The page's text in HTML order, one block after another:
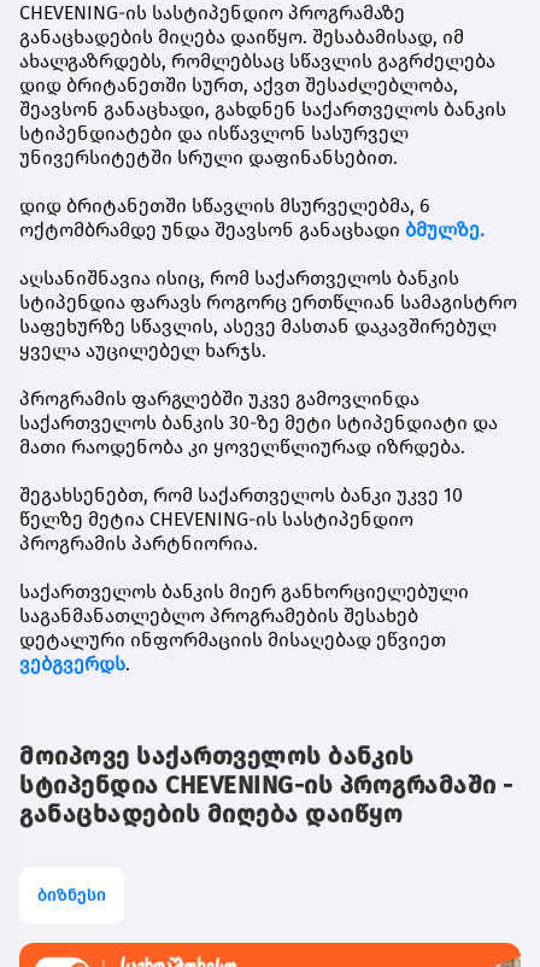
CHEVENING-ის სასტიპენდიო პროგრამაზე
განაცხადების მიღება დაიწყო. შესაბამისად, იმ
ახალგაზრდებს, რომლებსაც სწავლის გაგრძელება
დიდ ბრიტანეთში სურთ, აქვთ შესაძლებლობა,
შეავსონ განაცხადი, გახდნენ საქართველოს ბანკის
სტიპენდიატები და ისწავლონ სასურველ
უნივერსიტეტში სრული დაფინანსებით.
დიდ ბრიტანეთში სწავლის მსურველებმა, 6
ოქტომბრამდე უნდა შეავსონ განაცხადი ბმულზე.
აღსანიშნავია ისიც, რომ საქართველოს ბანკის
სტიპენდია ფარავს როგორც ერთწლიან სამაგისტრო
საფეხურზე სწავლის, ასევე მასთან დაკავშირებულ
ყველა აუცილებელ ხარჯს.
პროგრამის ფარგლებში უკვე გამოვლინდა
საქართველოს ბანკის 30-ზე მეტი სტიპენდიატი და
მათი რაოდენობა კი ყოველწლიურად იზრდება.
შეგახსენებთ, რომ საქართველოს ბანკი უკვე 10
წელზე მეტია CHEVENING-ის სასტიპენდიო
პროგრამის პარტნიორია.
საქართველოს ბანკის მიერ განხორციელებული
საგანმანათლებლო პროგრამების შესახებ
დეტალური ინფორმაციის მისაღებად ეწვიეთ
ვებგვერდს.
მოიპოვე საქართველოს ბანკის
სტიპენდია CHEVENING-ის პროგრამაში -
განაცხადების მიღება დაიწყო
ბიზნესი